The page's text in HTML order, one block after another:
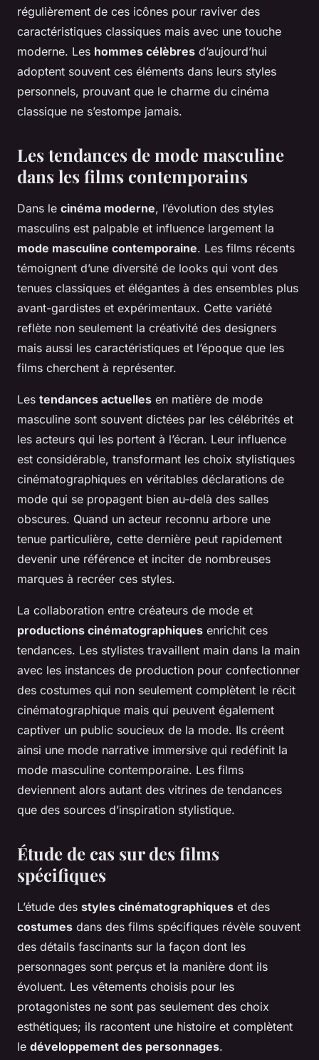
régulièrement de ces icônes pour raviver des
caractéristiques classiques mais avec une touche
moderne. Les hommes célèbres d’aujourd’hui
adoptent souvent ces éléments dans leurs styles
personnels, prouvant que le charme du cinéma
classique ne s’estompe jamais.
Les tendances de mode masculine
dans les films contemporains
Dans le cinéma moderne, l’évolution des styles
masculins est palpable et influence largement la
mode masculine contemporaine. Les films récents
témoignent d’une diversité de looks qui vont des
tenues classiques et élégantes à des ensembles plus
avant-gardistes et expérimentaux. Cette variété
reflète non seulement la créativité des designers
mais aussi les caractéristiques et l’époque que les
films cherchent à représenter.
Les tendances actuelles en matière de mode
masculine sont souvent dictées par les célébrités et
les acteurs qui les portent à l’écran. Leur influence
est considérable, transformant les choix stylistiques
cinématographiques en véritables déclarations de
mode qui se propagent bien au-delà des salles
obscures. Quand un acteur reconnu arbore une
tenue particulière, cette dernière peut rapidement
devenir une référence et inciter de nombreuses
marques à recréer ces styles.
La collaboration entre créateurs de mode et
productions cinématographiques enrichit ces
tendances. Les stylistes travaillent main dans la main
avec les instances de production pour confectionner
des costumes qui non seulement complètent le récit
cinématographique mais qui peuvent également
captiver un public soucieux de la mode. Ils créent
ainsi une mode narrative immersive qui redéfinit la
mode masculine contemporaine. Les films
deviennent alors autant des vitrines de tendances
que des sources d’inspiration stylistique.
Étude de cas sur des films
spécifiques
L’étude des styles cinématographiques et des
costumes dans des films spécifiques révèle souvent
des détails fascinants sur la façon dont les
personnages sont perçus et la manière dont ils
évoluent. Les vêtements choisis pour les
protagonistes ne sont pas seulement des choix
esthétiques; ils racontent une histoire et complètent
le développement des personnages.